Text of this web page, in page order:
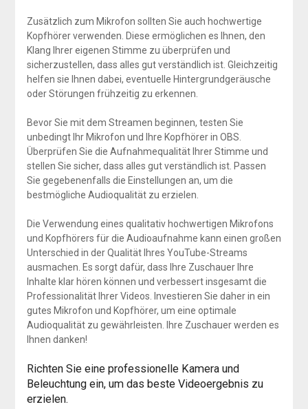
Zusätzlich zum Mikrofon sollten Sie auch hochwertige
Kopfhörer verwenden. Diese ermöglichen es Ihnen, den
Klang Ihrer eigenen Stimme zu überprüfen und
sicherzustellen, dass alles gut verständlich ist. Gleichzeitig
helfen sie Ihnen dabei, eventuelle Hintergrundgeräusche
oder Störungen frühzeitig zu erkennen.
Bevor Sie mit dem Streamen beginnen, testen Sie
unbedingt Ihr Mikrofon und Ihre Kopfhörer in OBS.
Überprüfen Sie die Aufnahmequalität Ihrer Stimme und
stellen Sie sicher, dass alles gut verständlich ist. Passen
Sie gegebenenfalls die Einstellungen an, um die
bestmögliche Audioqualität zu erzielen.
Die Verwendung eines qualitativ hochwertigen Mikrofons
und Kopfhörers für die Audioaufnahme kann einen großen
Unterschied in der Qualität Ihres YouTube-Streams
ausmachen. Es sorgt dafür, dass Ihre Zuschauer Ihre
Inhalte klar hören können und verbessert insgesamt die
Professionalität Ihrer Videos. Investieren Sie daher in ein
gutes Mikrofon und Kopfhörer, um eine optimale
Audioqualität zu gewährleisten. Ihre Zuschauer werden es
Ihnen danken!
Richten Sie eine professionelle Kamera und
Beleuchtung ein, um das beste Videoergebnis zu
erzielen.